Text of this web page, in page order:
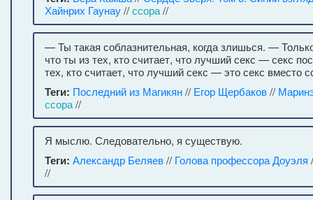
Хайнрих Гаунау//ссора//
— Ты такая соблазнительная, когда злишься. —
что ты из тех, кто считает, что лучший секс — секс
тех, кто считает, что лучший секс — это секс вместо
Теги: Последний из Магикян// Егор Щербаков//
ссора//
Я мыслю. Следовательно, я существую.
Теги: Александр Беляев// Голова профессора Доуэля
//